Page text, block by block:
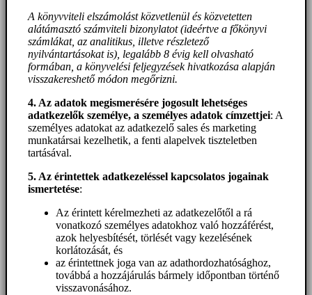
A könyvviteli elszámolást közvetlenül és közvetetten
alátámasztó számviteli bizonylatot (ideértve a főkönyvi
számlákat, az analitikus, illetve részletező
nyilvántartásokat is), legalább 8 évig kell olvasható
formában, a könyvelési feljegyzések hivatkozása alapján
visszakereshető módon megőrizni.
4. Az adatok megismerésére jogosult lehetséges
adatkezelők személye, a személyes adatok címzettjei: A
személyes adatokat az adatkezelő sales és marketing
munkatársai kezelhetik, a fenti alapelvek tiszteletben
tartásával.
5. Az érintettek adatkezeléssel kapcsolatos jogainak
ismertetése:
Az érintett kérelmezheti az adatkezelőtől a rá
vonatkozó személyes adatokhoz való hozzáférést,
azok helyesbítését, törlését vagy kezelésének
korlátozását, és
az érintettnek joga van az adathordozhatósághoz,
továbbá a hozzájárulás bármely időpontban történő
visszavonásához.